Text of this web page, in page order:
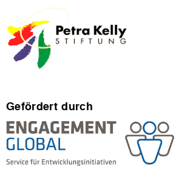
Gefördert durch